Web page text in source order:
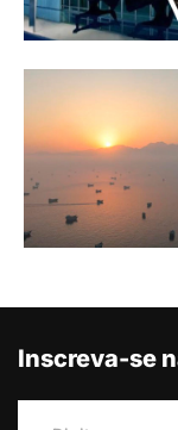
Inscreva-se